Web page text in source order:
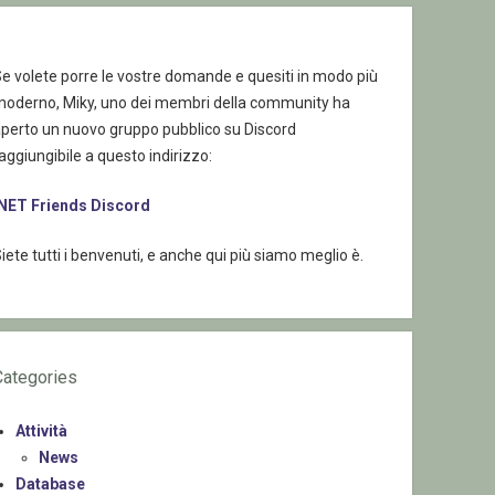
volete porre le vostre domande e quesiti in modo più
Miky, uno dei membri della community ha
un nuovo gruppo pubblico su Discord
a questo indirizzo:
Friends Discord
tutti i benvenuti, e anche qui più siamo meglio è.
Attività
News
Database